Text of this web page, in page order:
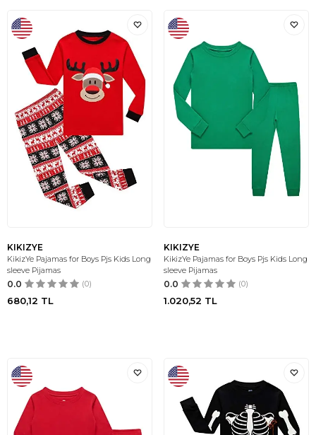
KIKIZYE
KikizYe Pajamas for Boys Pjs Kids Long
sleeve Pijamas
0.0 (0)
680,12 TL
KIKIZYE
KikizYe Pajamas for Boys Pjs Kids Long
sleeve Pijamas
0.0 (0)
1.020,52 TL